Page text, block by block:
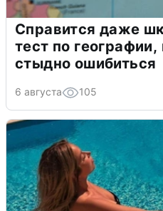
Справится даже
тест по
стыдно ошибиться
6 августа 105